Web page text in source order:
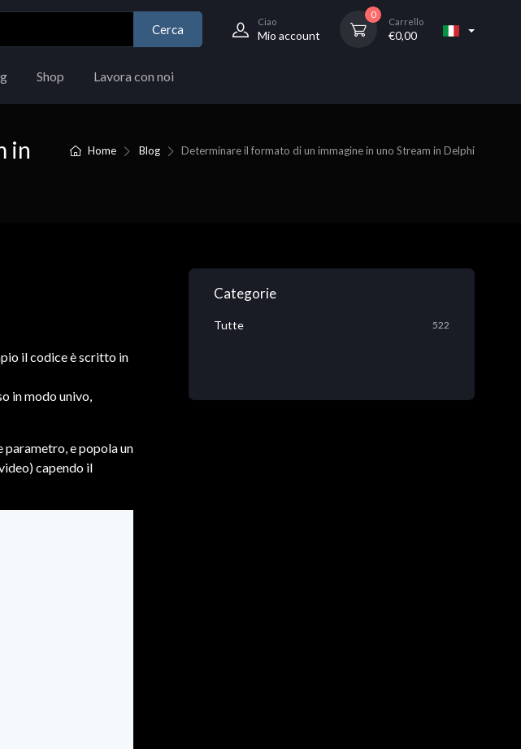
Cerca
Ciao
Mio account
0
Carrello
€0,00
Shop Lavora con noi
Home Blog Determinare il formato di un immagine in uno Stream in Delphi
in
il codice è scritto in
in modo univo,
parametro, e popola un
capendo il
Categorie
Tutte 522